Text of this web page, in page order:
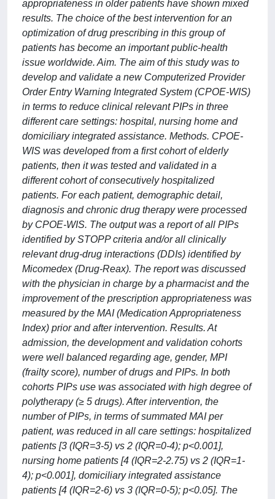
appropriateness in older patients have shown mixed
results. The choice of the best intervention for an
optimization of drug prescribing in this group of
patients has become an important public-health
issue worldwide. Aim. The aim of this study was to
develop and validate a new Computerized Provider
Order Entry Warning Integrated System (CPOE-WIS)
in terms to reduce clinical relevant PIPs in three
different care settings: hospital, nursing home and
domiciliary integrated assistance. Methods. CPOE-
WIS was developed from a first cohort of elderly
patients, then it was tested and validated in a
different cohort of consecutively hospitalized
patients. For each patient, demographic detail,
diagnosis and chronic drug therapy were processed
by CPOE-WIS. The output was a report of all PIPs
identified by STOPP criteria and/or all clinically
relevant drug-drug interactions (DDIs) identified by
Micomedex (Drug-Reax). The report was discussed
with the physician in charge by a pharmacist and the
improvement of the prescription appropriateness was
measured by the MAI (Medication Appropriateness
Index) prior and after intervention. Results. At
admission, the development and validation cohorts
were well balanced regarding age, gender, MPI
(frailty score), number of drugs and PIPs. In both
cohorts PIPs use was associated with high degree of
polytherapy (≥ 5 drugs). After intervention, the
number of PIPs, in terms of summated MAI per
patient, was reduced in all care settings: hospitalized
patients [3 (IQR=3-5) vs 2 (IQR=0-4); p<0.001],
nursing home patients [4 (IQR=2-2.75) vs 2 (IQR=1-
4); p<0.001], domiciliary integrated assistance
patients [4 (IQR=2-6) vs 3 (IQR=0-5); p<0.05]. The